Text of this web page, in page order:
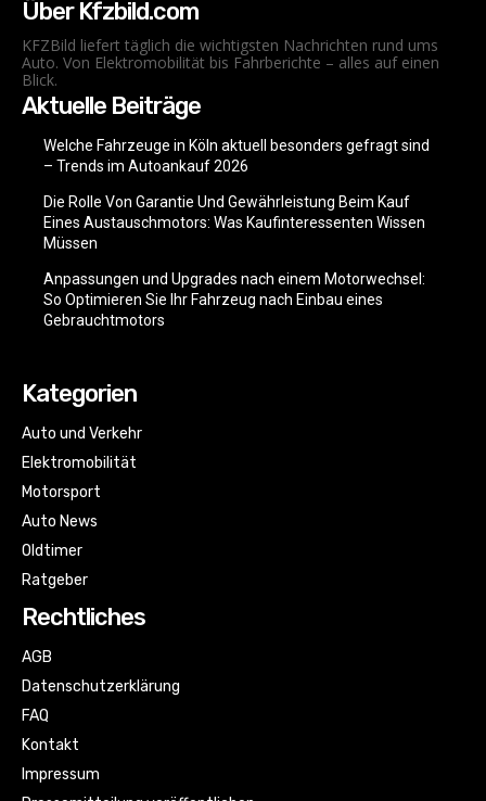
Über Kfzbild.com
KFZBild liefert täglich die wichtigsten Nachrichten rund ums
Auto. Von Elektromobilität bis Fahrberichte – alles auf einen
Blick.
Aktuelle Beiträge
Welche Fahrzeuge in Köln aktuell besonders gefragt sind
– Trends im Autoankauf 2026
Die Rolle Von Garantie Und Gewährleistung Beim Kauf
Eines Austauschmotors: Was Kaufinteressenten Wissen
Müssen
Anpassungen und Upgrades nach einem Motorwechsel:
So Optimieren Sie Ihr Fahrzeug nach Einbau eines
Gebrauchtmotors
Kategorien
Auto und Verkehr
Elektromobilität
Motorsport
Auto News
Oldtimer
Ratgeber
Rechtliches
AGB
Datenschutzerklärung
FAQ
Kontakt
Impressum